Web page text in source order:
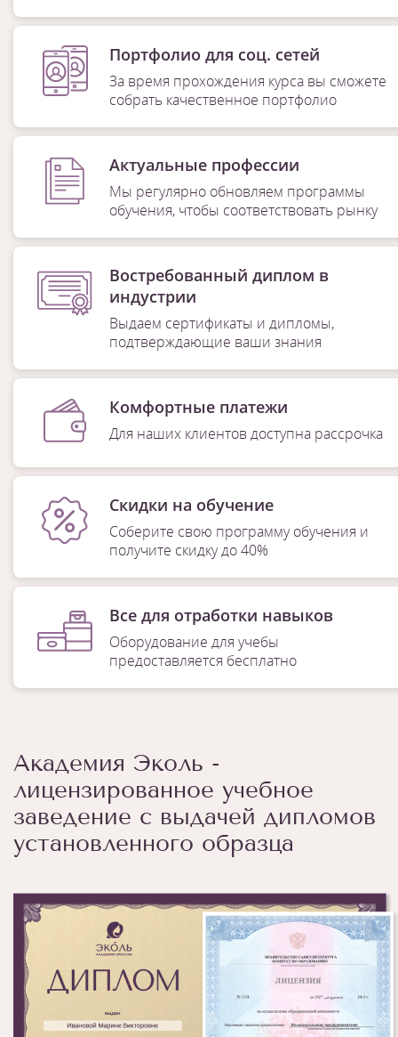
Портфолио для соц. сетей
За время прохождения курса вы сможете
собрать качественное портфолио
Актуальные профессии
Мы регулярно обновляем программы
обучения, чтобы соответствовать рынку
Востребованный диплом в
индустрии
Выдаем сертификаты и дипломы,
подтверждающие ваши знания
Комфортные платежи
Для наших клиентов доступна рассрочка
Скидки на обучение
Соберите свою программу обучения и
получите скидку до 40%
Все для отработки навыков
Оборудование для учебы
предоставляется бесплатно
Академия Эколь -
лицензированное учебное
заведение с выдачей дипломов
установленного образца